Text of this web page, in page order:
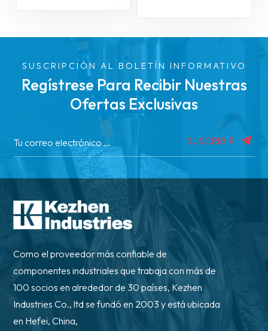
SUSCRIPCIÓN AL BOLETÍN INFORMATIVO
Regístrese Para Recibir Nuestras
Ofertas Exclusivas
SUSCRIBIR
Como el proveedor más confiable de
componentes industriales que trabaja con más de
100 socios en alrededor de 30 países, Kezhen
Industries Co., ltd se fundó en 2003 y está ubicada
en Hefei, China,